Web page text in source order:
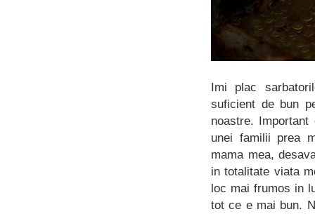
Imi plac
suficient de bun
noastre.
unei familii prea
mama mea,
in totalitate viata
loc mai frumos in
tot ce e mai bun.